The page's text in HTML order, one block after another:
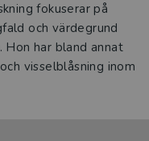
fokuserar på
och värdegrund
Hon har bland annat
visselblåsning inom